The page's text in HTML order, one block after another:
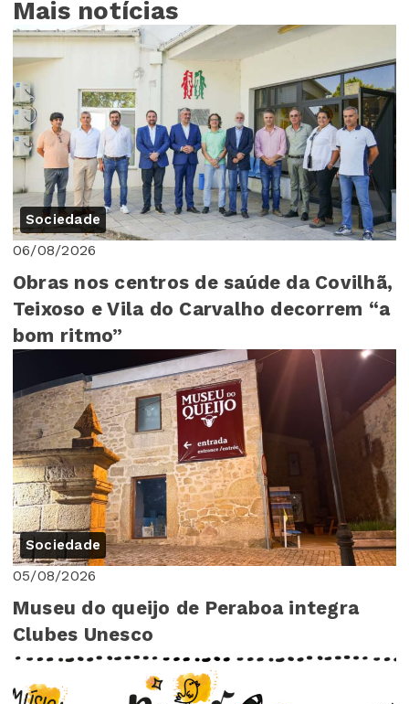
Mais notícias
Sociedade
06/08/2026
Obras nos centros de saúde da Covilhã,
Teixoso e Vila do Carvalho decorrem “a
bom ritmo”
Sociedade
05/08/2026
Museu do queijo de Peraboa integra
Clubes Unesco